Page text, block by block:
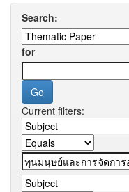
Search:
for
Current filters: